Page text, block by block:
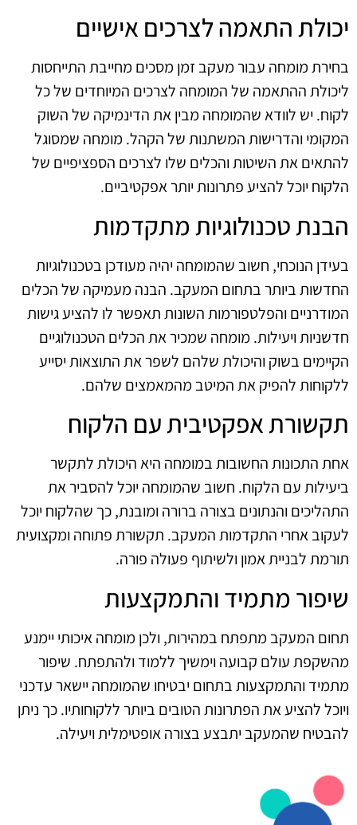
יכולת התאמה לצרכים אישיים
בחירת מומחה עבור מעקב זמן מסכים מחייבת התייחסות
ליכולת ההתאמה של המומחה לצרכים המיוחדים של כל
לקוח. יש לוודא שהמומחה מבין את הדינמיקה של השוק
המקומי והדרישות המשתנות של הקהל. מומחה שמסוגל
להתאים את השיטות והכלים שלו לצרכים הספציפיים של
הלקוח יוכל להציע פתרונות יותר אפקטיביים.
הבנת טכנולוגיות מתקדמות
בעידן הנוכחי, חשוב שהמומחה יהיה מעודכן בטכנולוגיות
החדשות ביותר בתחום המעקב. הבנה מעמיקה של הכלים
המודרניים והפלטפורמות השונות תאפשר לו להציע גישות
חדשניות ויעילות. מומחה שמכיר את הכלים הטכנולוגיים
הקיימים בשוק והיכולת שלהם לשפר את התוצאות יסייע
ללקוחות להפיק את המיטב מהמאמצים שלהם.
תקשורת אפקטיבית עם הלקוח
אחת התכונות החשובות במומחה היא היכולת לתקשר
ביעילות עם הלקוח. חשוב שהמומחה יוכל להסביר את
התהליכים והנתונים בצורה ברורה ומובנת, כך שהלקוח יוכל
לעקוב אחרי התקדמות המעקב. תקשורת פתוחה ומקצועית
תורמת לבניית אמון ולשיתוף פעולה פורה.
שיפור מתמיד והתמקצעות
תחום המעקב מתפתח במהירות, ולכן מומחה איכותי יימנע
מהשקפת עולם קבועה וימשיך ללמוד ולהתפתח. שיפור
מתמיד והתמקצעות בתחום יבטיחו שהמומחה יישאר עדכני
ויוכל להציע את הפתרונות הטובים ביותר ללקוחותיו. כך ניתן
להבטיח שהמעקב יתבצע בצורה אופטימלית ויעילה.